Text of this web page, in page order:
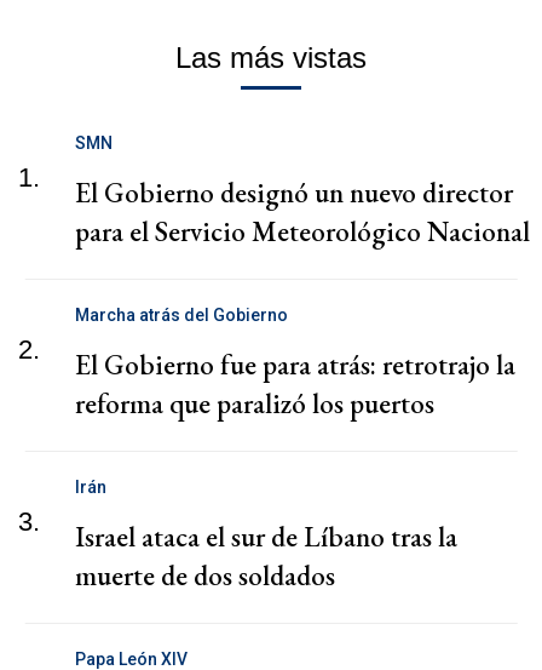
Las más vistas
1.
SMN
El Gobierno designó un nuevo director
para el Servicio Meteorológico Nacional
2.
Marcha atrás del Gobierno
El Gobierno fue para atrás: retrotrajo la
reforma que paralizó los puertos
3.
Irán
Israel ataca el sur de Líbano tras la
muerte de dos soldados
Papa León XIV